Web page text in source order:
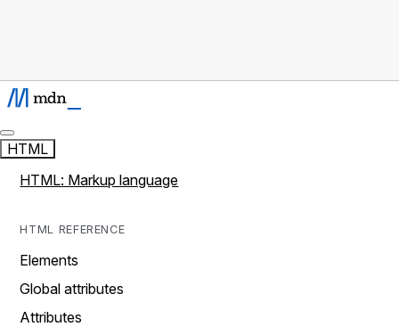
HTML
HTML: Markup language
HTML REFERENCE
Elements
Global attributes
Attributes